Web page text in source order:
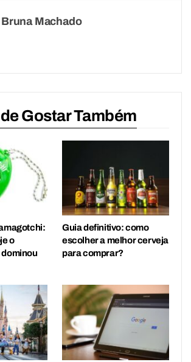
Bruna Machado
Gostar Também
o
Guia definitivo: como
escolher a melhor cerveja
para comprar?